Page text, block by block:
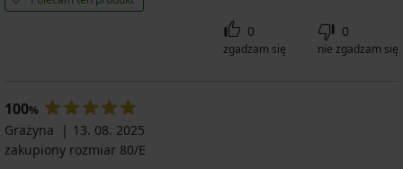
0
zgadzam się
0
nie zgadzam się
100%
Grażyna
13. 08. 2025
zakupiony rozmiar 80/E